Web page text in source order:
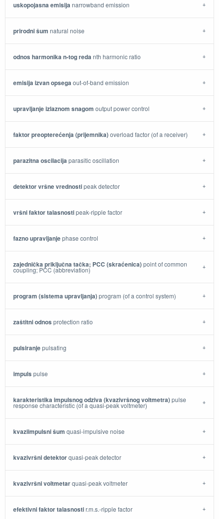
uskopojasna emisijanarrowband emission
prirodni šum natural noise
odnos harmonika n-tog redanth harmonic ratio
emisija izvan opsegaout-of-band emission
upravljanje izlaznom snagom output power control
faktor preopterećenja (prijemnika)overload factor (of a receiver)
parazitna oscilacijaparasitic oscillation
detektor vršne vrednostipeak detector
vršni faktor talasnostipeak-ripple factor
fazno upravljanjephase control
zajednička priključna tačka; PCC (skraćenica)point of common
coupling; PCC (abbreviation)
program (sistema upravljanja)program (of a control system)
zaštitni odnos protection ratio
pulsiranjepulsating
impuls pulse
karakteristika impulsnog odziva (kvazivršnog voltmetra)pulse
response characteristic (of a quasi-peak voltmeter)
kvaziimpulsni šum quasi-impulsive noise
kvazivršni detektorquasi-peak detector
kvazivršni voltmetarquasi-peak voltmeter
efektivni faktor talasnostir.m.s.-ripple factor